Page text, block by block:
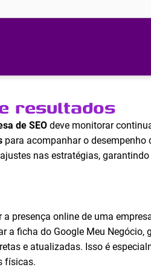
resultados
de SEO deve monitorar
para acompanhar o
nas estratégias,
presença online de uma
a ficha do Google Meu
e atualizadas. Isso é
físicas.